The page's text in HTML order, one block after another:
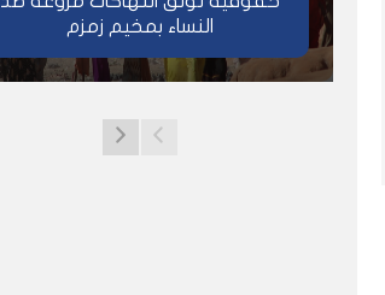
النساء بمخيم زمزم